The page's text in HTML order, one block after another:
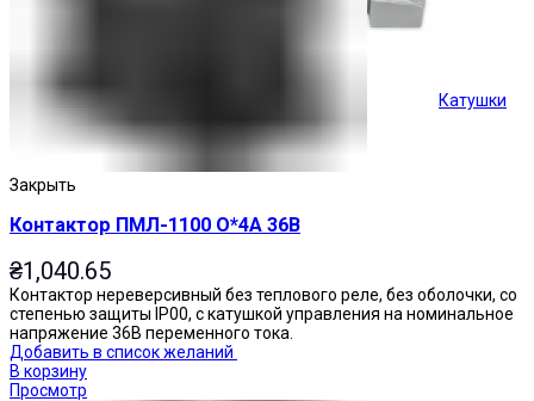
Катушки
Кнопки управления
Закрыть
Контактор ПМЛ-1100 О*4А 36В
₴1,040.65
Контактор нереверсивный без теплового реле, без оболочки, со
степенью защиты IP00, с катушкой управления на номинальное
напряжение 36В переменного тока.
Добавить в список желаний
В корзину
Просмотр